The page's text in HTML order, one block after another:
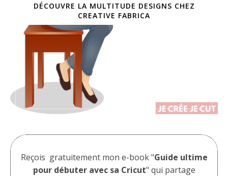
DÉCOUVRE LA MULTITUDE DESIGNS CHEZ
CREATIVE FABRICA
Reçois gratuitement mon e-book "Guide ultime
pour débuter avec sa Cricut" qui partage